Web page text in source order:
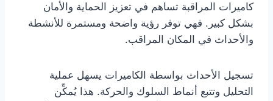
كاميرات المراقبة تساهم في تعزيز الحماية والأمان
بشكل كبير. فهي توفر رؤية واضحة ومستمرة للأنشطة
والأحداث في المكان المراقب.
تسجيل الأحداث بواسطة الكاميرات يسهل عملية
التحليل وتتبع أنماط السلوك والحركة. هذا يُمكِّن